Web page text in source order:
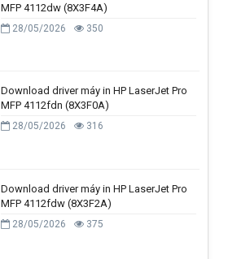
MFP 4112dw (8X3F4A)
28/05/2026 350
Download driver máy in HP LaserJet Pro
MFP 4112fdn (8X3F0A)
28/05/2026 316
Download driver máy in HP LaserJet Pro
MFP 4112fdw (8X3F2A)
28/05/2026 375